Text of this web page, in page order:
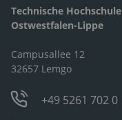
Technische Hochschule
Ostwestfalen-Lippe
Campusallee 12
32657 Lemgo
+49 5261 702 0